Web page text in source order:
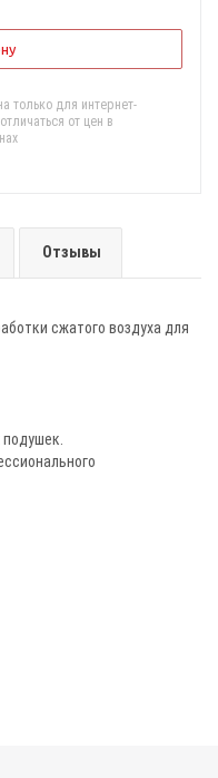
только для интернет-
от цен в
Отзывы
сжатого воздуха для